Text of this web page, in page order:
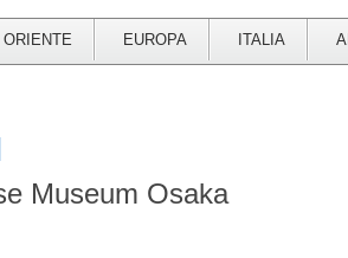
ORIENTE EUROPA ITALIA
Museum Osaka